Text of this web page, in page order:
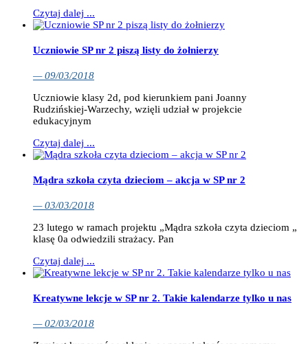
Czytaj dalej ...
Uczniowie SP nr 2 piszą listy do żołnierzy
— 09/03/2018
Uczniowie klasy 2d, pod kierunkiem pani Joanny
Rudzińskiej-Warzechy, wzięli udział w projekcie
edukacyjnym
Czytaj dalej ...
Mądra szkoła czyta dzieciom – akcja w SP nr 2
— 03/03/2018
23 lutego w ramach projektu „Mądra szkoła czyta dzieciom „
klasę 0a odwiedzili strażacy. Pan
Czytaj dalej ...
Kreatywne lekcje w SP nr 2. Takie kalendarze tylko u nas
— 02/03/2018